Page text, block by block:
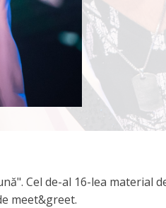
Cel de-al 16-lea material
meet&greet.